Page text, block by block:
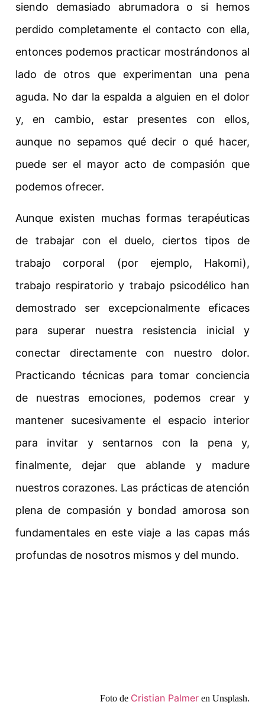
siendo demasiado abrumadora o si hemos
perdido completamente el contacto con ella,
entonces podemos practicar mostrándonos al
lado de otros que experimentan una pena
aguda. No dar la espalda a alguien en el dolor
y, en cambio, estar presentes con ellos,
aunque no sepamos qué decir o qué hacer,
puede ser el mayor acto de compasión que
podemos ofrecer.
Aunque existen muchas formas terapéuticas
de trabajar con el duelo, ciertos tipos de
trabajo corporal (por ejemplo, Hakomi),
trabajo respiratorio y trabajo psicodélico han
demostrado ser excepcionalmente eficaces
para superar nuestra resistencia inicial y
conectar directamente con nuestro dolor.
Practicando técnicas para tomar conciencia
de nuestras emociones, podemos crear y
mantener sucesivamente el espacio interior
para invitar y sentarnos con la pena y,
finalmente, dejar que ablande y madure
nuestros corazones. Las prácticas de atención
plena de compasión y bondad amorosa son
fundamentales en este viaje a las capas más
profundas de nosotros mismos y del mundo.
Foto de Cristian Palmer en Unsplash.